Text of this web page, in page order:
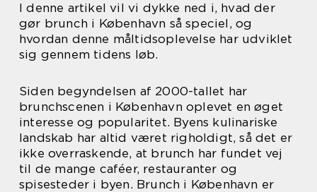
I denne artikel vil vi dykke ned i, hvad der
gør brunch i København så speciel, og
hvordan denne måltidsoplevelse har udviklet
sig gennem tidens løb.
Siden begyndelsen af 2000-tallet har
brunchscenen i København oplevet en øget
interesse og popularitet. Byens kulinariske
landskab har altid været righoldigt, så det er
ikke overraskende, at brunch har fundet vej
til de mange caféer, restauranter og
spisesteder i byen. Brunch i København er